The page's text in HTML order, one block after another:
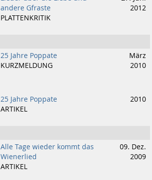
andere Gfraste
PLATTENKRITIK
2012
25 Jahre Poppate
KURZMELDUNG
März
2010
25 Jahre Poppate
ARTIKEL
2010
Alle Tage wieder kommt das
Wienerlied
ARTIKEL
09. Dez.
2009